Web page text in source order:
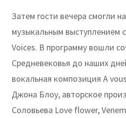
Затем гости вечера смогли
музыкальным выступлением
Voices. В программу вошли
Средневековья до наших
вокальная композиция A
Джона Блоу, авторское
Соловьева Love flower,